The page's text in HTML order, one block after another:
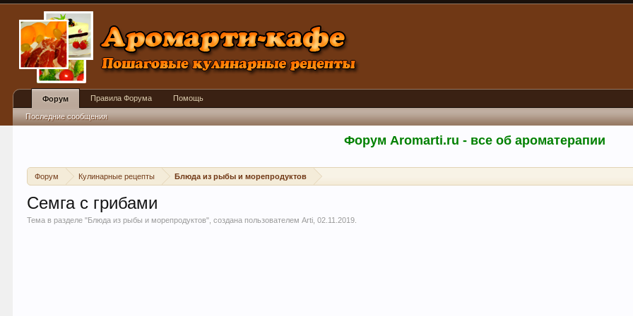
Форум Aromarti.ru - все об ароматерапии
Форум Кулинарные рецепты Блюда из рыбы и морепродуктов
Семга с грибами
Тема в разделе "Блюда из рыбы и морепродуктов", создана пользователемArti ,02.11.2019
Форум
Последние сообщения
Правила Форума Помощь